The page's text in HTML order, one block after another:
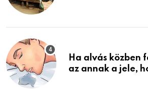
életemet
Ha alvás közben
az annak a jele,